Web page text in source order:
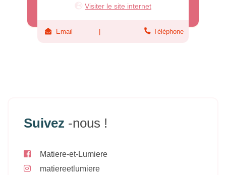
Visiter le site internet
Email Téléphone
Suivez -nous !
Matiere-et-Lumiere
matiereetlumiere